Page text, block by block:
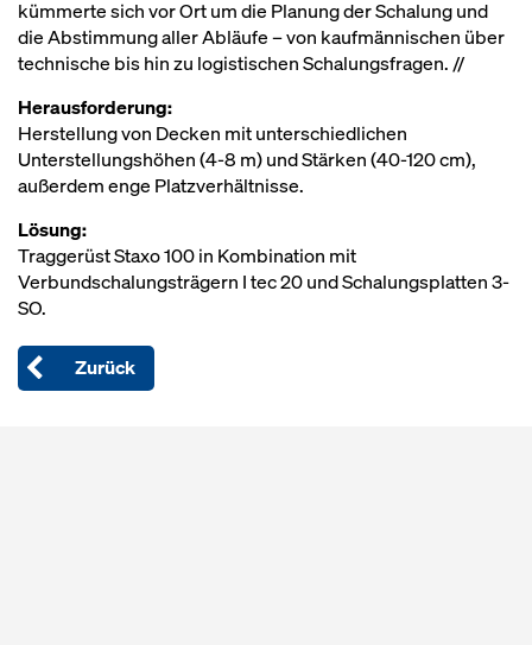
kümmerte sich vor Ort um die Planung der Schalung und
die Abstimmung aller Abläufe – von kaufmännischen über
technische bis hin zu logistischen Schalungsfragen. //
Herausforderung:
Herstellung von Decken mit unterschiedlichen
Unterstellungshöhen (4-8 m) und Stärken (40-120 cm),
außerdem enge Platzverhältnisse.
Lösung:
Traggerüst Staxo 100 in Kombination mit
Verbundschalungsträgern I tec 20 und Schalungsplatten 3-
SO.
Zurück